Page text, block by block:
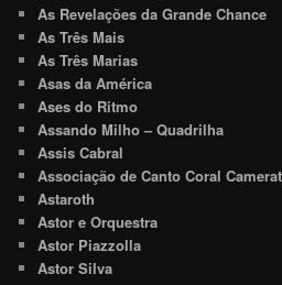
As Revelações da Grande Chance
As Três Mais
As Três Marias
Asas da América
Ases do Ritmo
Assando Milho – Quadrilha
Assis Cabral
Associação de Canto Coral
Astaroth
Astor e Orquestra
Astor Piazzolla
Astor Silva